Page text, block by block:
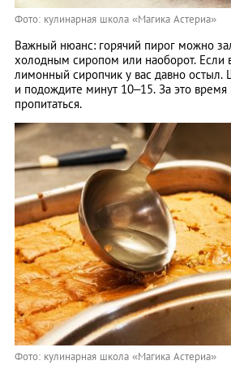
Фото: кулинарная школа «Магика Астериа»
Важный нюанс: горячий пирог можно
холодным сиропом или наоборот. Если
лимонный сиропчик у вас давно
и подождите минут 10–15. За это время
пропитаться.
Фото: кулинарная школа «Магика Астериа»